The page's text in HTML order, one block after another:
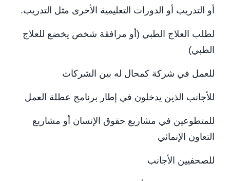
أو التدريب أو الدورات التعليمية الأخرى مثل التدريب.
لطلب العلاج الطبي (أو مرافقة شخص يخضع للعلاج
الطبي)
للعمل في شركة كمحال له بين الشركات
للأجانب الذين يدخلون في إطار برنامج عطلة العمل
للمتطوعين في مشاريع حقوق الإنسان أو مشاريع
التعاون الإنمائي
للصحفيين الأجانب